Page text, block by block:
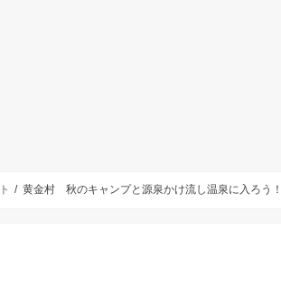
黄金村 秋のキャンプと源泉かけ流し温泉に入ろう